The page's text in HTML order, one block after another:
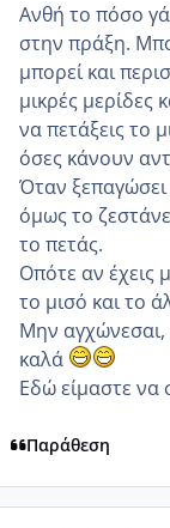
Ανθή το πόσο
στην πράξη.
μπορεί και
μικρές μερίδες
να πετάξεις το
όσες κάνουν
Όταν
όμως το
το πετάς.
Οπότε αν έχεις
το μισό και το
Μην αγχώνεσαι,
καλά
Εδώ είμαστε
Παράθεση